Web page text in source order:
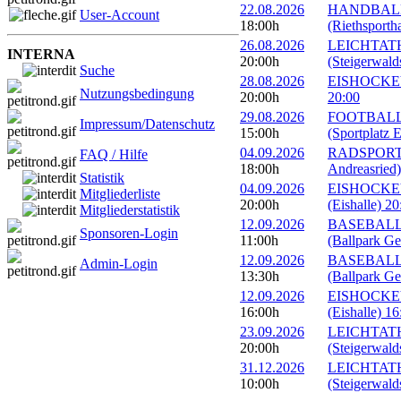
User-Account
INTERNA
Suche
Nutzungsbedingung
Impressum/Datenschutz
FAQ / Hilfe
Statistik
Mitgliederliste
Mitgliederstatistik
Sponsoren-Login
Admin-Login
22.08.2026
18:00h
26.08.2026
20:00h
28.08.2026
20:00h
20:00
29.08.2026
15:00h
(Sportplatz
04.09.2026
18:00h
04.09.2026
20:00h
(Eishalle)
12.09.2026
11:00h
(Ballpark
12.09.2026
13:30h
(Ballpark
12.09.2026
16:00h
(Eishalle)
23.09.2026
20:00h
31.12.2026
10:00h